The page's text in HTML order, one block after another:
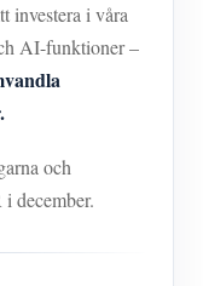
investera i våra
AI-funktioner –
och
december.